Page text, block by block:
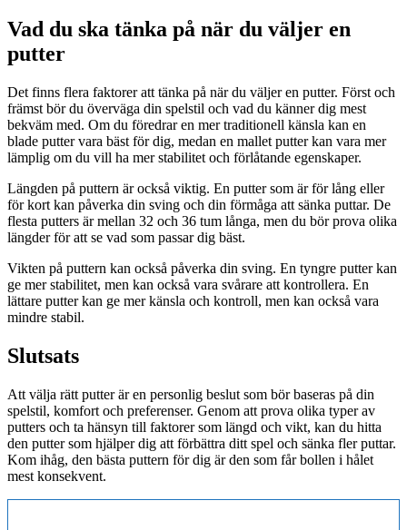
Vad du ska tänka på när du väljer en
putter
Det finns flera faktorer att tänka på när du väljer en putter. Först och
främst bör du överväga din spelstil och vad du känner dig mest
bekväm med. Om du föredrar en mer traditionell känsla kan en
blade putter vara bäst för dig, medan en mallet putter kan vara mer
lämplig om du vill ha mer stabilitet och förlåtande egenskaper.
Längden på puttern är också viktig. En putter som är för lång eller
för kort kan påverka din sving och din förmåga att sänka puttar. De
flesta putters är mellan 32 och 36 tum långa, men du bör prova olika
längder för att se vad som passar dig bäst.
Vikten på puttern kan också påverka din sving. En tyngre putter kan
ge mer stabilitet, men kan också vara svårare att kontrollera. En
lättare putter kan ge mer känsla och kontroll, men kan också vara
mindre stabil.
Slutsats
Att välja rätt putter är en personlig beslut som bör baseras på din
spelstil, komfort och preferenser. Genom att prova olika typer av
putters och ta hänsyn till faktorer som längd och vikt, kan du hitta
den putter som hjälper dig att förbättra ditt spel och sänka fler puttar.
Kom ihåg, den bästa puttern för dig är den som får bollen i hålet
mest konsekvent.